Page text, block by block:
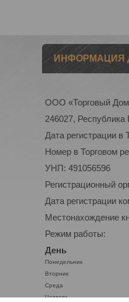
ИНФОРМАЦИЯ
ООО «Торговый
246027,
Дата регистрации в
Номер в Торговом
УНП: 491056596
Регистрационный
Дата регистрации
Местонахождение
Режим работы:
День
Понедельник
Вторник
Среда
Четверг